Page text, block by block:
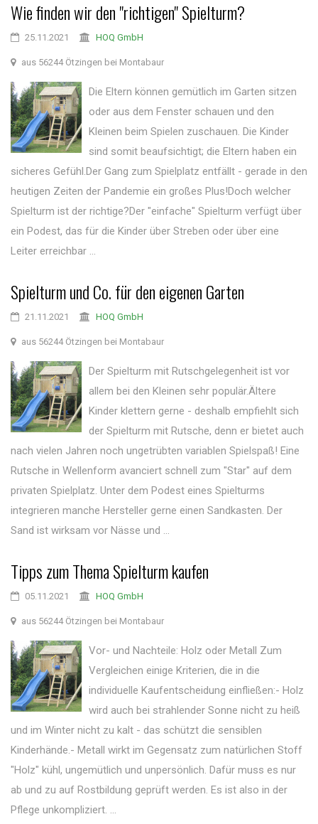
Wie finden wir den "richtigen" Spielturm?
25.11.2021 HOQ GmbH
aus 56244 Ötzingen bei Montabaur
Die Eltern können gemütlich im Garten sitzen
oder aus dem Fenster schauen und den
Kleinen beim Spielen zuschauen. Die Kinder
sind somit beaufsichtigt; die Eltern haben ein
sicheres Gefühl.Der Gang zum Spielplatz entfällt - gerade in den
heutigen Zeiten der Pandemie ein großes Plus!Doch welcher
Spielturm ist der richtige?Der "einfache" Spielturm verfügt über
ein Podest, das für die Kinder über Streben oder über eine
Leiter erreichbar ...
Spielturm und Co. für den eigenen Garten
21.11.2021 HOQ GmbH
aus 56244 Ötzingen bei Montabaur
Der Spielturm mit Rutschgelegenheit ist vor
allem bei den Kleinen sehr populär.Ältere
Kinder klettern gerne - deshalb empfiehlt sich
der Spielturm mit Rutsche, denn er bietet auch
nach vielen Jahren noch ungetrübten variablen Spielspaß! Eine
Rutsche in Wellenform avanciert schnell zum "Star" auf dem
privaten Spielplatz. Unter dem Podest eines Spielturms
integrieren manche Hersteller gerne einen Sandkasten. Der
Sand ist wirksam vor Nässe und ...
Tipps zum Thema Spielturm kaufen
05.11.2021 HOQ GmbH
aus 56244 Ötzingen bei Montabaur
Vor- und Nachteile: Holz oder Metall Zum
Vergleichen einige Kriterien, die in die
individuelle Kaufentscheidung einfließen:- Holz
wird auch bei strahlender Sonne nicht zu heiß
und im Winter nicht zu kalt - das schützt die sensiblen
Kinderhände.- Metall wirkt im Gegensatz zum natürlichen Stoff
"Holz" kühl, ungemütlich und unpersönlich. Dafür muss es nur
ab und zu auf Rostbildung geprüft werden. Es ist also in der
Pflege unkompliziert. ...